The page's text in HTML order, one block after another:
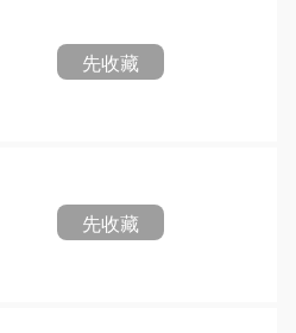
先收藏
先收藏